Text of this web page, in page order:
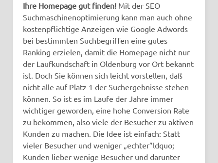
Ihre Homepage gut finden! Mit der SEO
Suchmaschinenoptimierung kann man auch ohne
kostenpflichtige Anzeigen wie Google Adwords
bei bestimmten Suchbegriffen eine gutes
Ranking erzielen, damit die Homepage nicht nur
der Laufkundschaft in Oldenburg vor Ort bekannt
ist. Doch Sie können sich leicht vorstellen, daß
nicht alle auf Platz 1 der Suchergebnisse stehen
können. So ist es im Laufe der Jahre immer
wichtiger geworden, eine hohe Conversion Rate
zu bekommen, also viele der Besucher zu aktiven
Kunden zu machen. Die Idee ist einfach: Statt
vieler Besucher und weniger „echter”ldquo;
Kunden lieber wenige Besucher und darunter